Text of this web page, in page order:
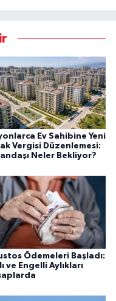
Ev Sahibine Yeni
Vergisi Düzenlemesi:
Neler Bekliyor?
Ödemeleri Başladı:
ve Engelli Aylıkları